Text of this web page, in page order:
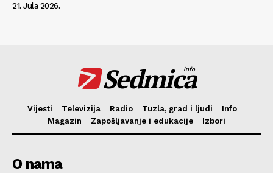
21. Jula 2026.
Sedmica
info
Vijesti Televizija Radio Tuzla, grad i ljudi
Info
Magazin
Zapošljavanje i edukacije Izbori
O nama